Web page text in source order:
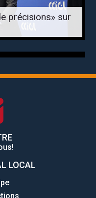
précisions» sur
LOCAL